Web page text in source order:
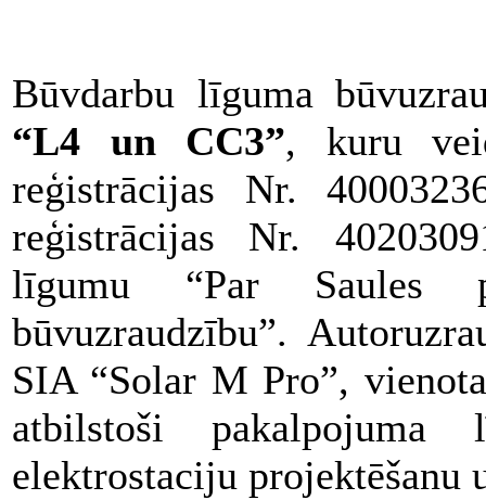
Būvdarbu līguma
“L4 un CC3”, kuru
reģistrācijas Nr.
reģistrācijas Nr.
līgumu “Par Saules
būvuzraudzību”.
SIA “Solar M Pro”,
atbilstoši pakalpojuma
elektrostaciju projektēšanu